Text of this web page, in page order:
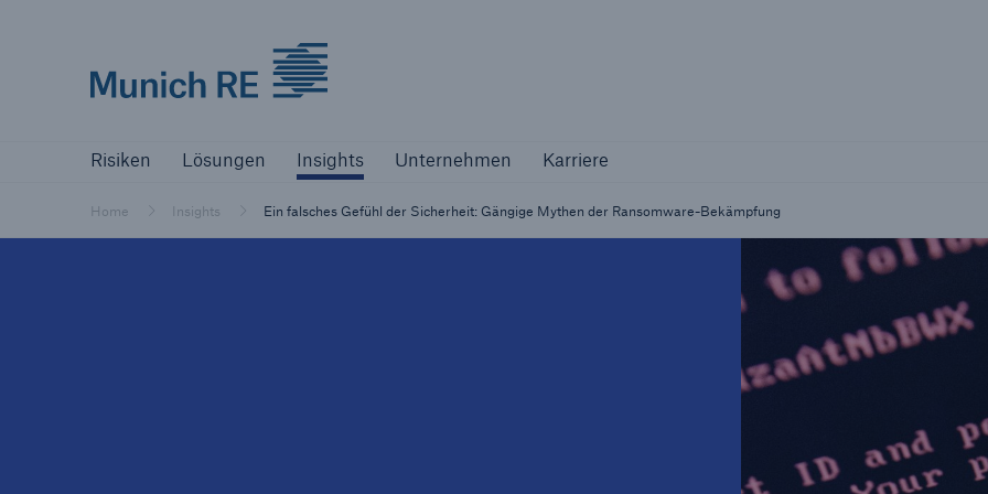
Risiken Lösungen Insights Unternehmen Karriere
Home Insights Ein falsches Gefühl der Sicherheit: Gängige Mythen der Ransomware-Bekämpfung
Risiken Lösungen
Bewältigen Sie Ihre Risiken mit unseren
Lösungen
Maßgeschneiderte Lösungen für Ihre
Branche